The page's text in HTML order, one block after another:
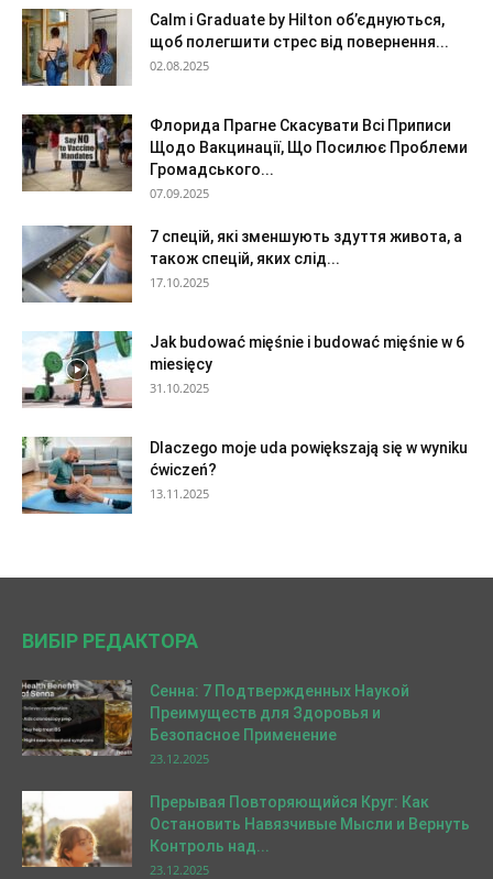
Calm і Graduate by Hilton об’єднуються,
щоб полегшити стрес від повернення...
02.08.2025
Флорида Прагне Скасувати Всі Приписи
Щодо Вакцинації, Що Посилює Проблеми
Громадського...
07.09.2025
7 спецій, які зменшують здуття живота, а
також спецій, яких слід...
17.10.2025
Jak budować mięśnie i budować mięśnie w 6
miesięcy
31.10.2025
Dlaczego moje uda powiększają się w wyniku
ćwiczeń?
13.11.2025
ВИБІР РЕДАКТОРА
Сенна: 7 Подтвержденных Наукой
Преимуществ для Здоровья и
Безопасное Применение
23.12.2025
Прерывая Повторяющийся Круг: Как
Остановить Навязчивые Мысли и Вернуть
Контроль над...
23.12.2025